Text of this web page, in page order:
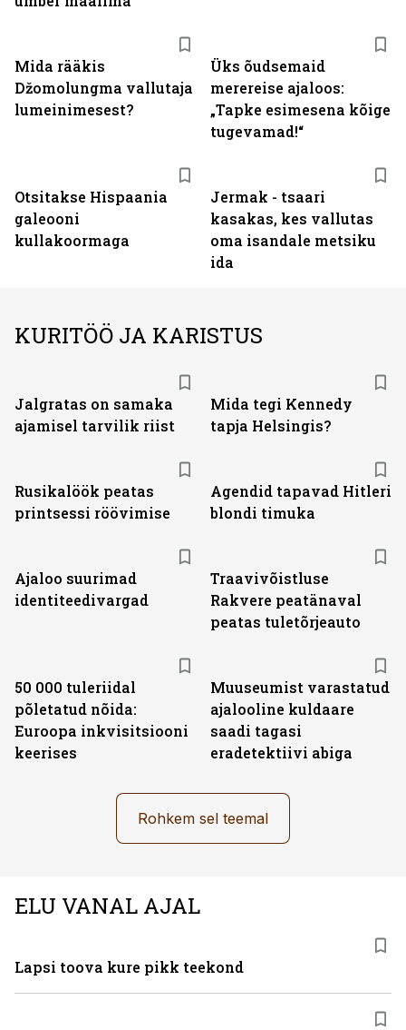
Mida rääkis
Džomolungma vallutaja
lumeinimesest?
Üks õudsemaid
merereise ajaloos:
„Tapke esimesena kõige
tugevamad!“
Otsitakse Hispaania
galeooni
kullakoormaga
Jermak - tsaari
kasakas, kes vallutas
oma isandale metsiku
ida
KURITÖÖ JA KARISTUS
Jalgratas on samaka
ajamisel tarvilik riist
Mida tegi Kennedy
tapja Helsingis?
Rusikalöök peatas
printsessi röövimise
Agendid tapavad Hitleri
blondi timuka
Ajaloo suurimad
identiteedivargad
Traavivõistluse
Rakvere peatänaval
peatas tuletõrjeauto
50 000 tuleriidal
põletatud nõida:
Euroopa inkvisitsiooni
keerises
Muuseumist varastatud
ajalooline kuldaare
saadi tagasi
eradetektiivi abiga
Rohkem sel teemal
ELU VANAL AJAL
Lapsi toova kure pikk teekond